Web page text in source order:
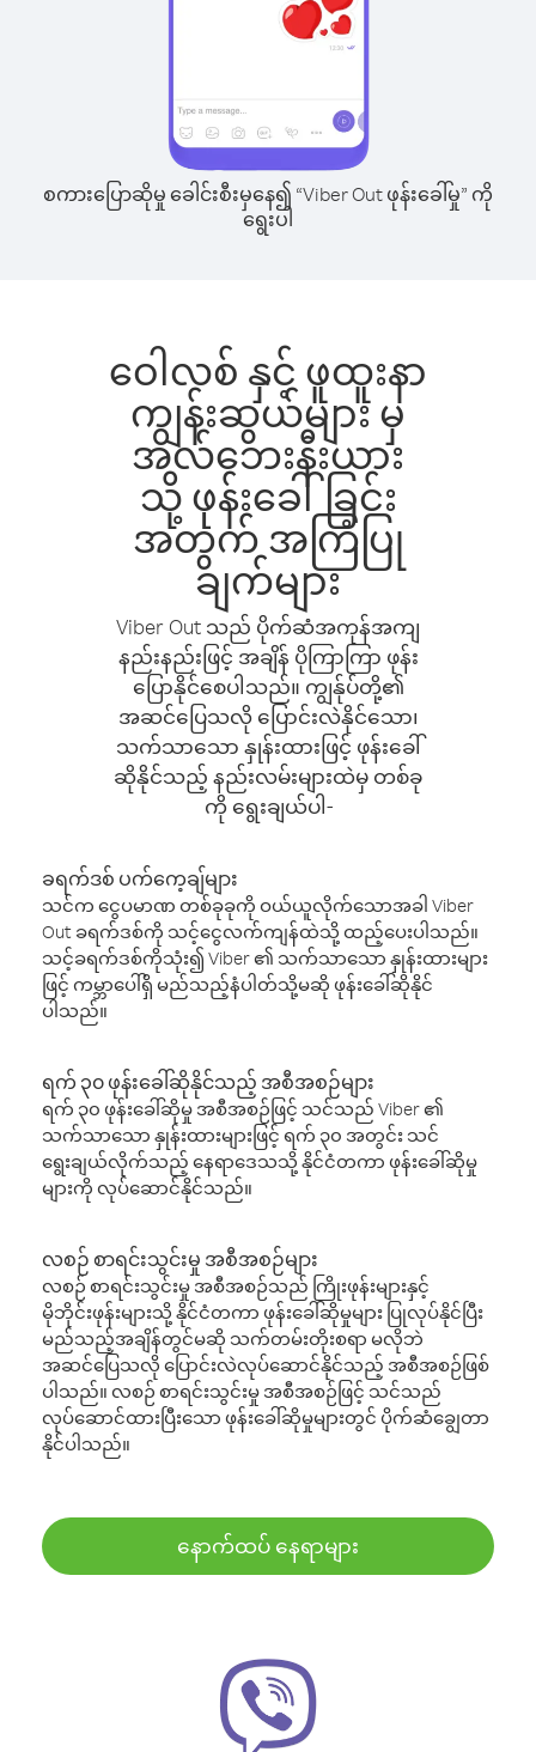
စကားပြောဆိုမှု ခေါင်းစီးမှနေ၍ “Viber Out ဖုန်းခေါ်မှု” ကို
ရွေးပါ
ဝေါလစ် နှင့် ဖူထူးနာ
ကျွန်းဆွယ်များ မှ
အလ်ဘေးနီးယား
သို့ ဖုန်းခေါ်ခြင်း
အတွက် အကြံပြု
ချက်များ
Viber Out သည် ပိုက်ဆံအကုန်အကျ
နည်းနည်းဖြင့် အချိန် ပိုကြာကြာ ဖုန်း
ပြောနိုင်စေပါသည်။ ကျွန်ုပ်တို့၏
အဆင်ပြေသလို ပြောင်းလဲနိုင်သော၊
သက်သာသော နှုန်းထားဖြင့် ဖုန်းခေါ်
ဆိုနိုင်သည့် နည်းလမ်းများထဲမှ တစ်ခု
ကို ရွေးချယ်ပါ-
ခရက်ဒစ် ပက်ကေ့ချ်များ
သင်က ငွေပမာဏ တစ်ခုခုကို ဝယ်ယူလိုက်သောအခါ Viber
Out ခရက်ဒစ်ကို သင့်ငွေလက်ကျန်ထဲသို့ ထည့်ပေးပါသည်။
သင့်ခရက်ဒစ်ကိုသုံး၍ Viber ၏ သက်သာသော နှုန်းထားများ
ဖြင့် ကမ္ဘာပေါ်ရှိ မည်သည့်နံပါတ်သို့မဆို ဖုန်းခေါ်ဆိုနိုင်
ပါသည်။
ရက် ၃၀ ဖုန်းခေါ်ဆိုနိုင်သည့် အစီအစဉ်များ
ရက် ၃၀ ဖုန်းခေါ်ဆိုမှု အစီအစဉ်ဖြင့် သင်သည် Viber ၏
သက်သာသော နှုန်းထားများဖြင့် ရက် ၃၀ အတွင်း သင်
ရွေးချယ်လိုက်သည့် နေရာဒေသသို့ နိုင်ငံတကာ ဖုန်းခေါ်ဆိုမှု
များကို လုပ်ဆောင်နိုင်သည်။
လစဉ် စာရင်းသွင်းမှု အစီအစဉ်များ
လစဉ် စာရင်းသွင်းမှု အစီအစဉ်သည် ကြိုးဖုန်းများနှင့်
မိုဘိုင်းဖုန်းများသို့ နိုင်ငံတကာ ဖုန်းခေါ်ဆိုမှုများ ပြုလုပ်နိုင်ပြီး
မည်သည့်အချိန်တွင်မဆို သက်တမ်းတိုးစရာ မလိုဘဲ
အဆင်ပြေသလို ပြောင်းလဲလုပ်ဆောင်နိုင်သည့် အစီအစဉ်ဖြစ်
ပါသည်။ လစဉ် စာရင်းသွင်းမှု အစီအစဉ်ဖြင့် သင်သည်
လုပ်ဆောင်ထားပြီးသော ဖုန်းခေါ်ဆိုမှုများတွင် ပိုက်ဆံချွေတာ
နိုင်ပါသည်။
နောက်ထပ် နေရာများ